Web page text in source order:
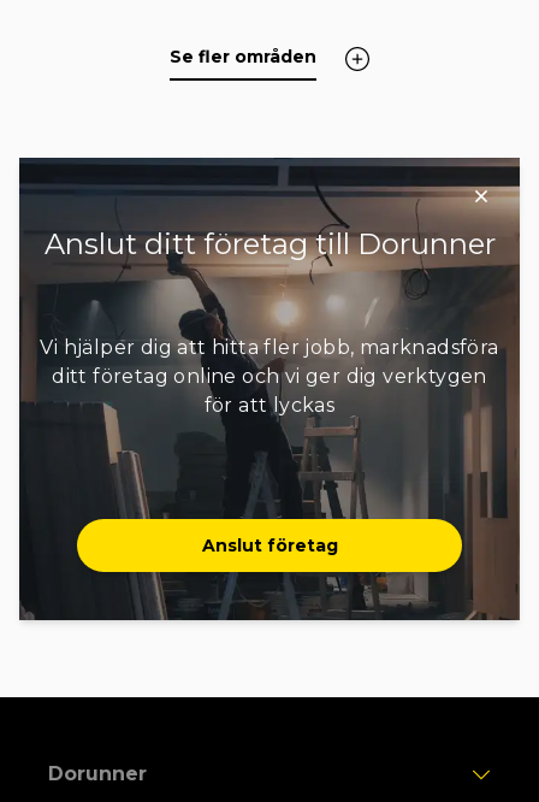
Hörby Höör
Se fler områden
Anslut ditt företag till Dorunner
Vi hjälper dig att hitta fler jobb, marknadsföra
ditt företag online och vi ger dig verktygen
för att lyckas
Anslut företag
Dorunner